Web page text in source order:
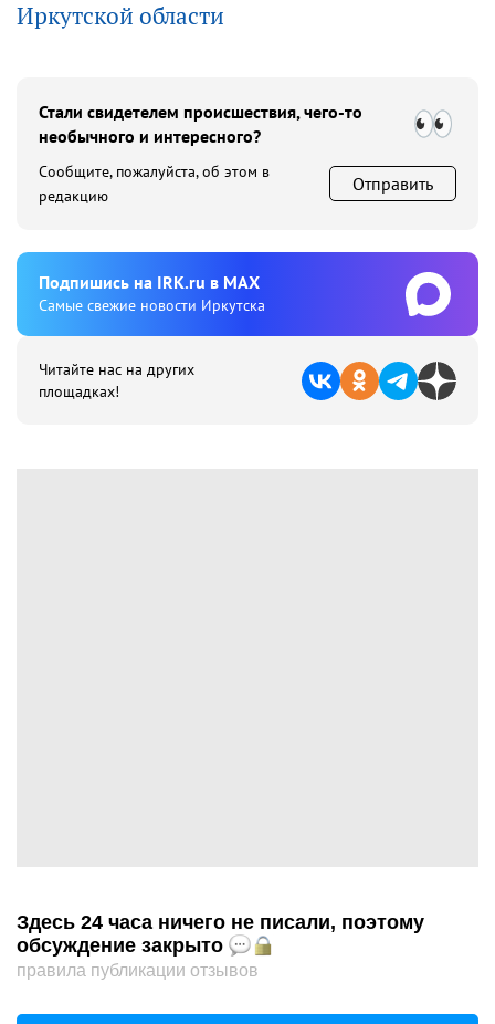
Иркутской области
Стали свидетелем происшествия, чего-то
необычного и интересного?
Сообщите, пожалуйста, об этом в
редакцию
Отправить
Подпишиcь на IRK.ru в MAX
Cамые свежие новости Иркутска
Читайте нас на других
площадках!
Здесь 24 часа ничего не писали, поэтому
обсуждение закрыто
правила публикации отзывов